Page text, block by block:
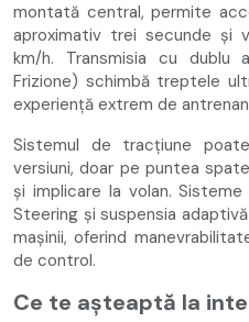
montată central, permite
aproximativ trei secunde și
km/h. Transmisia cu dublu
Frizione) schimbă treptele
experiență extrem de
Sistemul de tracțiune
versiuni, doar pe puntea
și implicare la volan.
Steering și suspensia
mașinii, oferind
de control.
Ce te așteaptă la